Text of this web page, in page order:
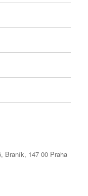
Braník, 147 00 Praha